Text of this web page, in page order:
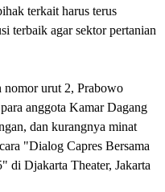
terkait harus terus
terbaik agar sektor pertanian
nomor urut 2, Prabowo
anggota Kamar Dagang
dan kurangnya minat
"Dialog Capres Bersama
di Djakarta Theater, Jakarta